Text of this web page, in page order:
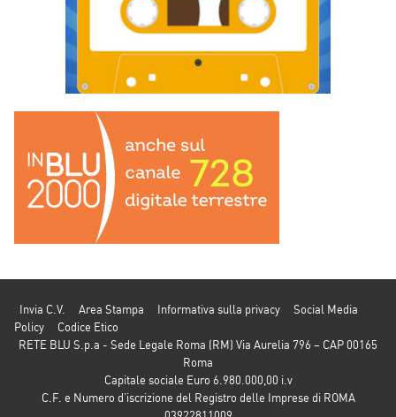
Invia C.V. Area Stampa Informativa sulla privacy
Social Media
Policy
Codice Etico
RETE BLU S.p.a - Sede Legale Roma (RM) Via Aurelia 796 – CAP 00165
Roma
Capitale sociale Euro 6.980.000,00 i.v
C.F. e Numero d’iscrizione del Registro delle Imprese di ROMA